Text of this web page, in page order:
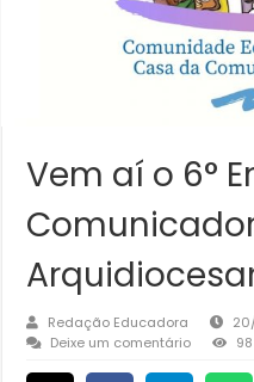
Vem aí o 6°
Redação Educadora
Deixe um comentário